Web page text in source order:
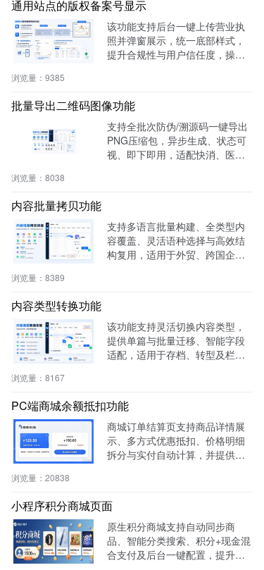
通用站点的版权备案号显示
该功能支持后台一键上传营业执
照并弹窗展示，统一底部样式，
提升合规性与用户信任度，操作
浏览量： 9385
批量导出二维码图像功能
支持全批次防伪/溯源码一键导出
PNG压缩包，异步生成、状态可
视、即下即用，适配快消、医
浏览量： 8038
内容批量拷贝功能
支持多语言批量构建、全类型内
容覆盖、灵活语种选择与高效结
构复用，适用于外贸、跨国企
浏览量： 8389
内容类型转换功能
该功能支持灵活切换内容类型，
提供单篇与批量迁移、智能字段
适配，适用于存档、转型及栏目
浏览量： 8167
PC端商城余额抵扣功能
商城订单结算页支持商品详情展
示、多方式优惠抵扣、价格明细
拆分与实付自动计算，并提供支
浏览量： 20838
小程序积分商城页面
原生积分商城支持自动同步商
品、智能分类搜索、积分+现金混
合支付及后台一键配置，提升用